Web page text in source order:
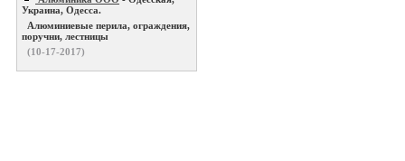
Украина, Одесса.
Алюминиевые перила, ограждения,
поручни, лестницы
(10-17-2017)